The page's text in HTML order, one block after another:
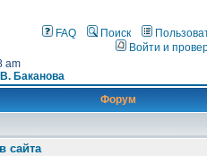
FAQ Поиск
Войти и
am
Баканова
Форум
сайта